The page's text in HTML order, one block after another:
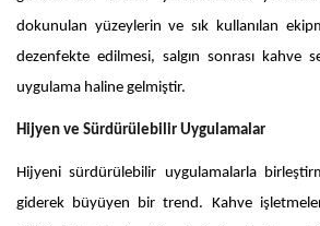
dokunulan yüzeylerin ve sık kullanılan
dezenfekte edilmesi, salgın sonrası kahve
uygulama haline gelmiştir.
Hijyen ve Sürdürülebilir Uygulamalar
Hijyeni sürdürülebilir uygulamalarla
giderek büyüyen bir trend. Kahve